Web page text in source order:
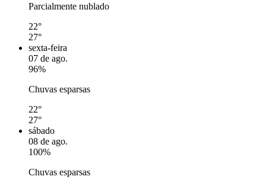
Parcialmente nublado
22°
27°
sexta-feira
07 de ago.
96%
Chuvas esparsas
22°
27°
sábado
08 de ago.
100%
Chuvas esparsas